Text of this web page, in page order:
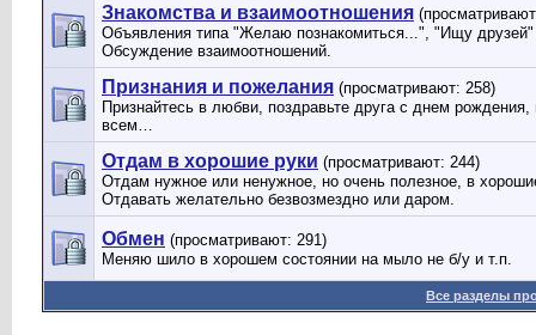
Знакомства и взаимоотношения
Объявления типа "Желаю познакомиться...", "Ищу друзей"
Обсуждение взаимоотношений.
Признания и пожелания (просматривают: 258)
Признайтесь в любви, поздравьте друга с днем рождения,
всем…
Отдам в хорошие руки (просматривают: 244)
Отдам нужное или ненужное, но очень полезное, в
Отдавать желательно безвозмездно или даром.
Обмен (просматривают: 291)
Меняю шило в хорошем состоянии на мыло не б/у и т.п.
Все разделы